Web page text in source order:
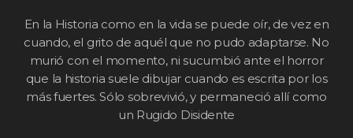
En la Historia como en la vida se puede oír, de vez en
cuando, el grito de aquél que no pudo adaptarse. No
murió con el momento, ni sucumbió ante el horror
que la historia suele dibujar cuando es escrita por los
más fuertes. Sólo sobrevivió, y permaneció allí como
un Rugido Disidente